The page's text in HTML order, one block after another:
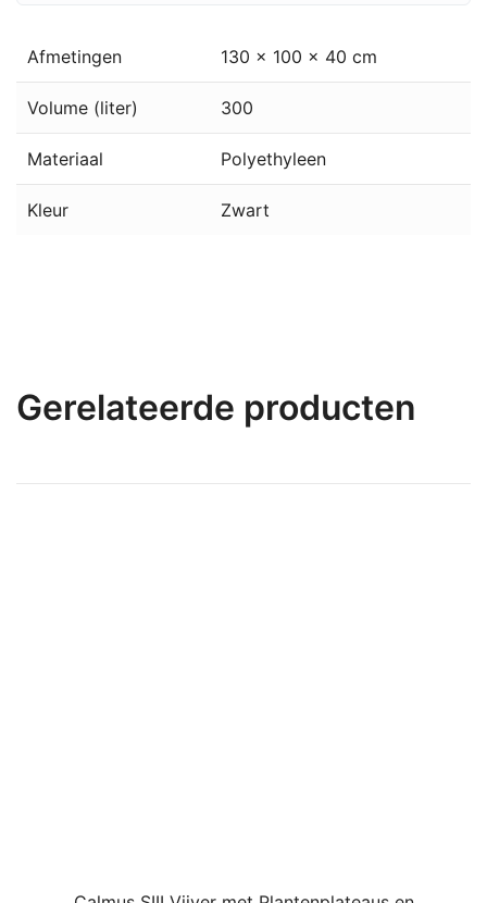
Afmetingen 130 x 100 x 40 cm
Volume (liter) 300
Materiaal Polyethyleen
Kleur Zwart
Gerelateerde producten